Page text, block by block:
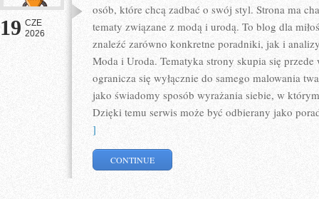
19 CZE
2026
osób, które chcą zadbać o swój styl. Strona ma
tematy związane z modą i urodą. To blog dla
znaleźć zarówno konkretne poradniki, jak i
Moda i Uroda. Tematyka strony skupia się
ogranicza się wyłącznie do samego malowania
jako świadomy sposób wyrażania siebie, w
Dzięki temu serwis może być odbierany jako
]
CONTINUE